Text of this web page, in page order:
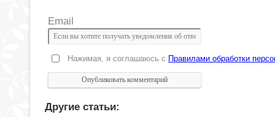
Email
Нажимая, я соглашаюсь с Правилами обработки
Другие статьи: